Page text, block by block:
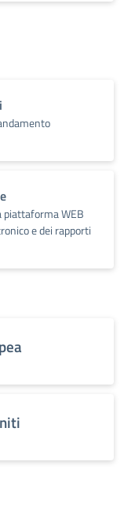
piattaforma WEB
e dei rapporti